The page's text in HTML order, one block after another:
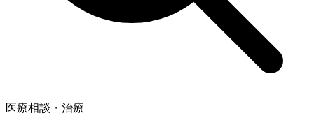
医療相談・治療